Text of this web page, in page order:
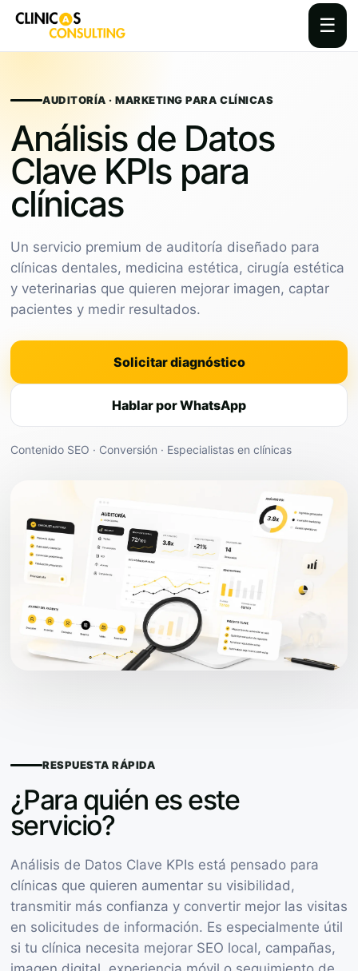
☰
contentAUDITORÍA · MARKETING PARA CLÍNICAS
Análisis de Datos
Clave KPIs para
clínicas
Un servicio premium de auditoría diseñado para
clínicas dentales, medicina estética, cirugía estética
y veterinarias que quieren mejorar imagen, captar
pacientes y medir resultados.
Solicitar diagnóstico
Hablar por WhatsApp
Contenido SEO · Conversión · Especialistas en clínicas
RESPUESTA RÁPIDA
¿Para quién es este
servicio?
Análisis de Datos Clave KPIs está pensado para
clínicas que quieren aumentar su visibilidad,
transmitir más confianza y convertir mejor las visitas
en solicitudes de información. Es especialmente útil
si tu clínica necesita mejorar SEO local, campañas,